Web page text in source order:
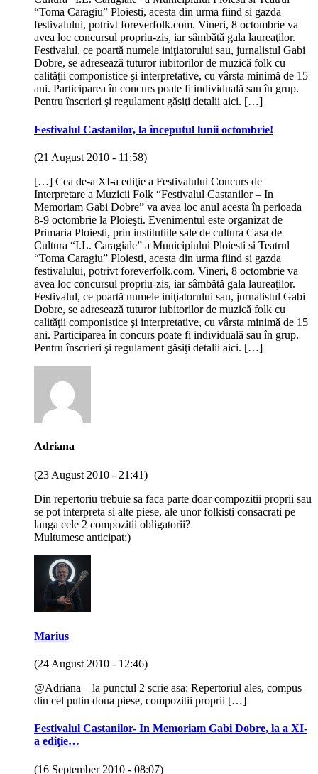
“Toma Caragiu” Ploiesti, acesta din urma fiind si gazda
festivalului, potrivt foreverfolk.com. Vineri, 8 octombrie va
avea loc concursul propriu-zis, iar sâmbătă gala laureaţilor.
Festivalul, ce poartă numele iniţiatorului sau, jurnalistul Gabi
Dobre, se adresează tuturor iubitorilor de muzică folk cu
calităţii componistice şi interpretative, cu vârsta minimă de 15
ani. Participarea în concurs poate fi individuală sau în grup.
Pentru înscrieri şi regulament găsiţi detalii aici. […]
Festivalul Castanilor, la începutul lunii octombrie!
(21 August 2010 - 11:58)
[…] Cea de-a XI-a ediţie a Festivalului Concurs de
Interpretare a Muzicii Folk “Festivalul Castanilor – In
Memoriam Gabi Dobre” va avea loc anul acesta în perioada
8-9 octombrie la Ploieşti. Evenimentul este organizat de
Primaria Ploiesti, prin institutiile sale de cultura Casa de
Cultura “I.L. Caragiale” a Municipiului Ploiesti si Teatrul
“Toma Caragiu” Ploiesti, acesta din urma fiind si gazda
festivalului, potrivt foreverfolk.com. Vineri, 8 octombrie va
avea loc concursul propriu-zis, iar sâmbătă gala laureaţilor.
Festivalul, ce poartă numele iniţiatorului sau, jurnalistul Gabi
Dobre, se adresează tuturor iubitorilor de muzică folk cu
calităţii componistice şi interpretative, cu vârsta minimă de 15
ani. Participarea în concurs poate fi individuală sau în grup.
Pentru înscrieri şi regulament găsiţi detalii aici. […]
Adriana
(23 August 2010 - 21:41)
Din repertoriu trebuie sa faca parte doar compozitii proprii sau
se pot interpreta si alte piese, ale unor folkisti consacrati pe
langa cele 2 compozitii obligatorii?
Multumesc anticipat:)
Marius
(24 August 2010 - 12:46)
@Adriana – la punctul 2 scrie asa: Repertoriul ales, compus
din cel putin doua piese, compozitii proprii […]
Festivalul Castanilor- In Memoriam Gabi Dobre, la a XI-
a ediţie…
(16 September 2010 - 08:07)